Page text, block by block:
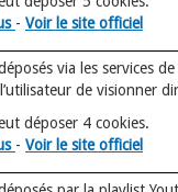
- Voir le site officiel
via les services
de visionner
déposer 4 cookies.
- Voir le site officiel